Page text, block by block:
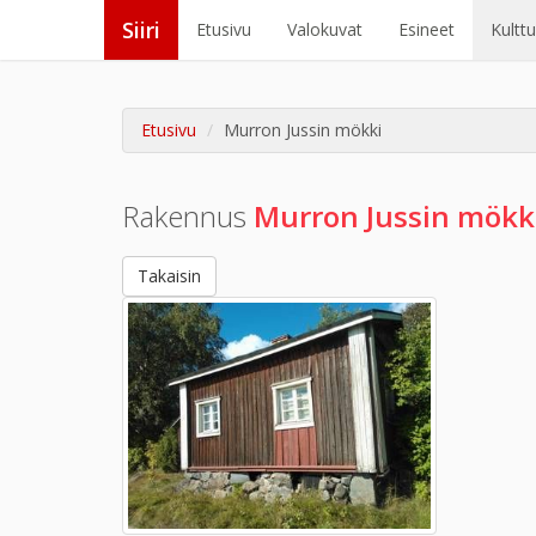
Siiri Etusivu Valokuvat Esineet
Etusivu Murron Jussin mökki
Rakennus Murron Jussin
Takaisin